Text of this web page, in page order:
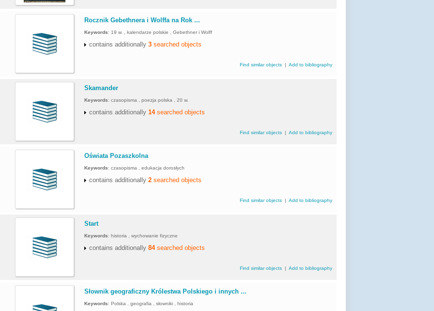
Rocznik Gebethnera i Wolffa na Rok ...
Keywords: 19 w. , kalendarze polskie , Gebethner i Wolff
contains additionally3 searched objects
Find similar objects |Add to bibliography
Skamander
Keywords:czasopisma , poezja polska , 20 w.
contains additionally14searched objects
Find similar objects |Add to bibliography
Oświata Pozaszkolna
Keywords:czasopisma , edukacja dorosłych
contains additionally2 searched objects
Find similar objects |Add to bibliography
Start
Keywords:historia , wychowanie fizyczne
contains additionally84searched objects
Find similar objects |Add to bibliography
Słownik geograficzny Królestwa Polskiego i innych ...
Keywords:Polska , geografia , słowniki , historia